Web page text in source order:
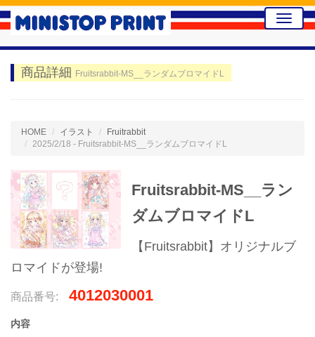
Toggle
商品詳細 Fruitsrabbit-MS__ランダムブロマイドL
HOME イラスト
Fruitrabbit
2025/2/18 - Fruitsrabbit-MS__ランダムブロマイドL
Fruitsrabbit-MS__ラン
ダムブロマイドL
【Fruitsrabbit】オリジナルブ
ロマイドが登場!
商品番号: 4012030001
内容